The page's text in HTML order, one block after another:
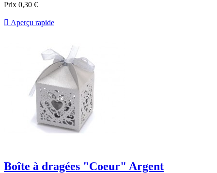
Prix 0,30 €
 Aperçu rapide
Boîte à dragées "Coeur" Argent